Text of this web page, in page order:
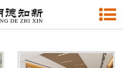
网站首页
文化窗帘